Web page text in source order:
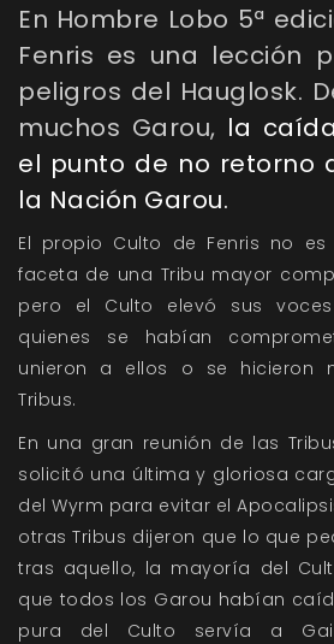
En Hombre Lobo 5ª
Fenris es una lección
peligros del Hauglosk.
muchos Garou, la
el punto de no retorno
la Nación Garou.
El propio Culto de Fenris no
faceta de una Tribu mayor
pero el Culto elevó sus
quienes se habían
unieron a ellos o se hicieron
Tribus.
En una gran reunión de las
solicitó una última y gloriosa
del Wyrm para evitar el
otras Tribus dijeron que lo que
tras aquello, la mayoría del
que todos los Garou habían
pura del Culto servía a